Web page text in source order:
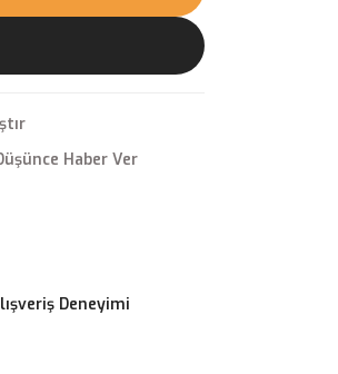
Haber Ver
Deneyimi